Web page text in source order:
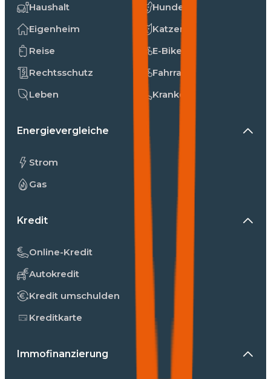
Haushalt
Eigenheim
Reise
Rechtsschutz
Leben
Hunde
Katzen
E-Bike
Fahrrad
Kranken
Energievergleiche
Strom
Gas
Kredit
Online-Kredit
Autokredit
Kredit umschulden
Kreditkarte
Immofinanzierung